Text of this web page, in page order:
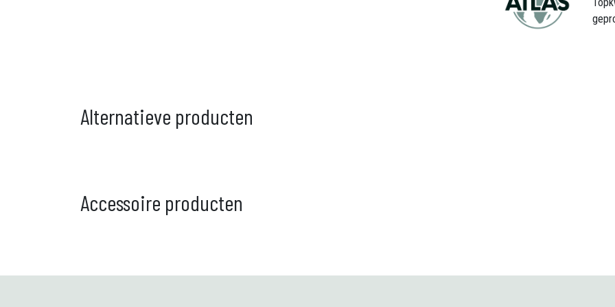
Alternatieve producten
Accessoire producten